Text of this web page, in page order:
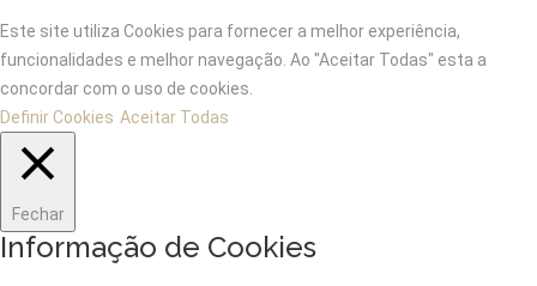
Este site utiliza Cookies para fornecer a melhor experiência,
funcionalidades e melhor navegação. Ao "Aceitar Todas" esta a
concordar com o uso de cookies.
Definir Cookies Aceitar Todas
Fechar
Informação de Cookies